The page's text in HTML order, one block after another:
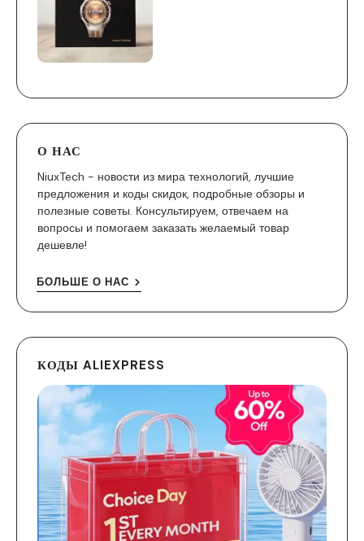
О НАС
NiuxTech - новости из мира технологий, лучшие
предложения и коды скидок, подробные обзоры и
полезные советы. Консультируем, отвечаем на
вопросы и помогаем заказать желаемый товар
дешевле!
БОЛЬШЕ О НАС
КОДЫ ALIEXPRESS